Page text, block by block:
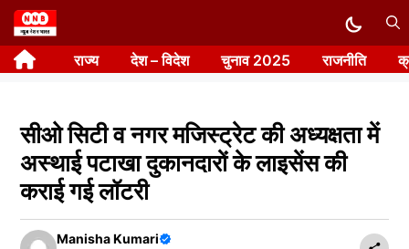
Skip
to
content राज्य देश – विदेश चुनाव 2025 राजनीति
सीओ सिटी व नगर मजिस्ट्रेट की अध्यक्षता में
अस्थाई पटाखा दुकानदारों के लाइसेंस की
कराई गई लॉटरी
Manisha Kumari